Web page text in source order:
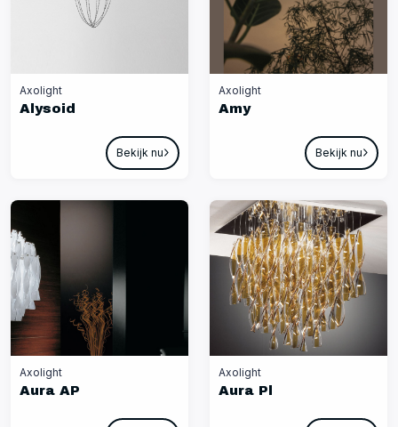
Axolight
Alysoid
Bekijk nu
Axolight
Amy
Bekijk nu
Axolight
Aura AP
Axolight
Aura Pl